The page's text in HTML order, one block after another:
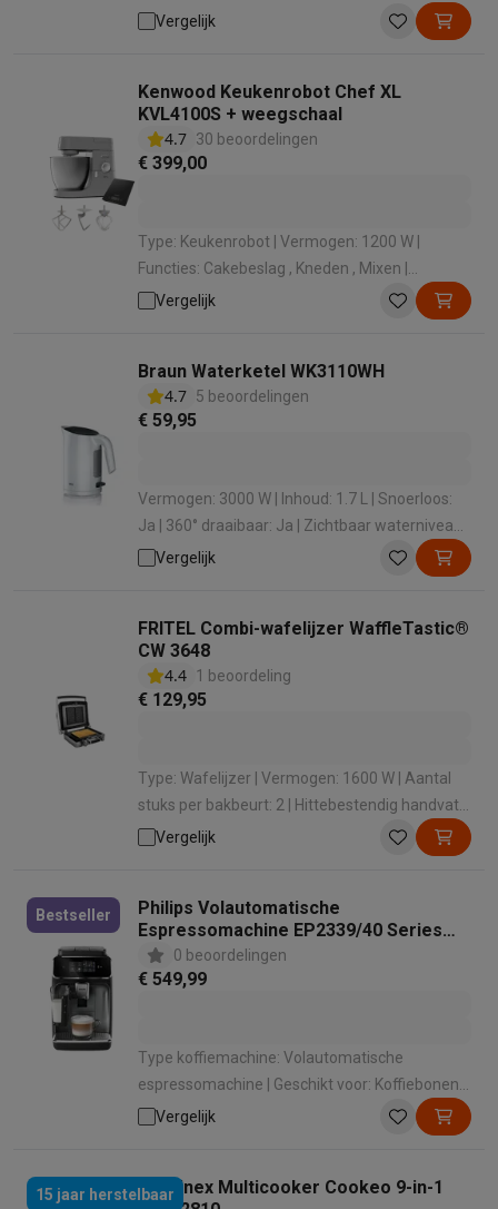
Inhoud opvangbak: 0.8 L | Demonteerbaar: Ja
Vergelijk
Kenwood Keukenrobot Chef XL
KVL4100S + weegschaal
4.7 30 beoordelingen
€ 399,00
Type: Keukenrobot | Vermogen: 1200 W |
Functies: Cakebeslag , Kneden , Mixen |
Materiaal: Gegoten metaal | Inhoud mengkom:
Vergelijk
Braun Waterketel WK3110WH
4.7 5 beoordelingen
€ 59,95
Vermogen: 3000 W | Inhoud: 1.7 L | Snoerloos:
Ja | 360° draaibaar: Ja | Zichtbaar waterniveau:
JaVergelijk
FRITEL Combi-wafelijzer WaffleTastic®
CW 3648
4.4 1 beoordeling
€ 129,95
Type: Wafelijzer | Vermogen: 1600 W | Aantal
stuks per bakbeurt: 2 | Hittebestendig handvat:
Ja | 180° Grill: Ja
Vergelijk
Bestseller
Philips Volautomatische
Espressomachine EP2339/40 Series
2300 LatteGo
0 beoordelingen
€ 549,99
Type koffiemachine: Volautomatische
espressomachine | Geschikt voor: Koffiebonen ,
Gemalen koffie | Geschikt voor melk
opschuimen: Ja | Manier van melkbereiding:
Bedieningspaneel: Touchscreen
Vergelijk
15 jaar herstelbaarMoulinex Multicooker Cookeo 9-in-1